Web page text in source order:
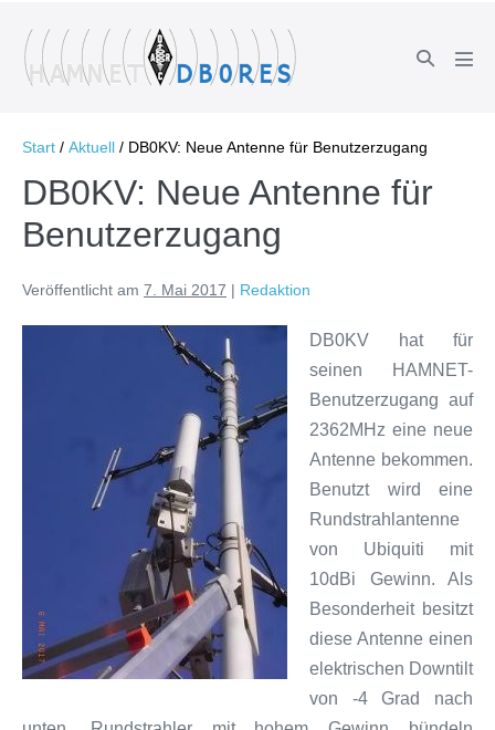
Inhalt
springen
Suche-
Start / Aktuell / DB0KV: Neue Antenne für Benutzerzugang
DB0KV: Neue Antenne für
Benutzerzugang
Veröffentlicht am 7. Mai 2017 | Redaktion
DB0KV hat für
seinen HAMNET-
Benutzerzugang auf
2362MHz eine neue
Antenne bekommen.
Benutzt wird eine
Rundstrahlantenne
von Ubiquiti mit
10dBi Gewinn. Als
Besonderheit besitzt
diese Antenne einen
elektrischen Downtilt
von -4 Grad nach